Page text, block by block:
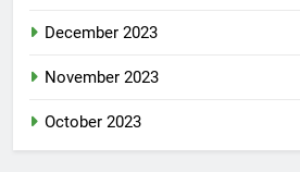
December 2023
November 2023
October 2023